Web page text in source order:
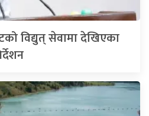
विद्युत् सेवामा देखिएका